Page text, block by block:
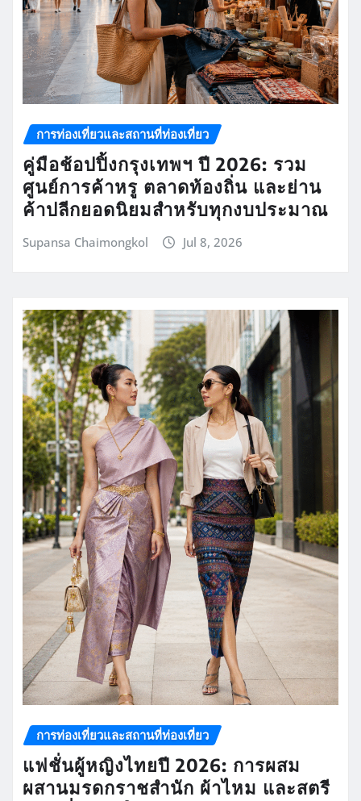
การท่องเที่ยวและสถานที่ท่องเที่ยว
คู่มือช้อปปิ้งกรุงเทพฯ ปี 2026: รวม
ศูนย์การค้าหรู ตลาดท้องถิ่น และย่าน
ค้าปลีกยอดนิยมสำหรับทุกงบประมาณ
Supansa Chaimongkol Jul 8, 2026
การท่องเที่ยวและสถานที่ท่องเที่ยว
แฟชั่นผู้หญิงไทยปี 2026: การผสม
ผสานมรดกราชสำนัก ผ้าไหม และสตรี